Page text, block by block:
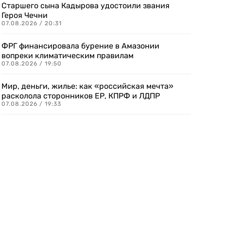
Старшего сына Кадырова удостоили звания
Героя Чечни
07.08.2026 / 20:31
ФРГ финансировала бурение в Амазонии
вопреки климатическим правилам
07.08.2026 / 19:50
Мир, деньги, жилье: как «российская мечта»
расколола сторонников ЕР, КПРФ и ЛДПР
07.08.2026 / 19:33